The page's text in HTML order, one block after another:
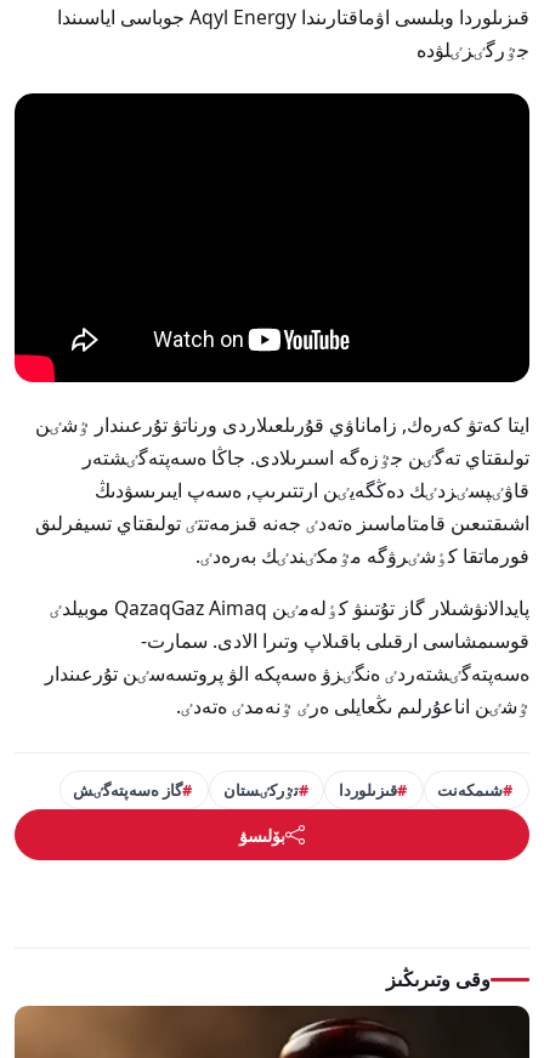
قىزىلوردا وبلىسى اۋماقتارىندا Aqyl Energy جوباسى اياسىندا
جٷرگٸزٸلۋدە
ايتا كەتۋ كەرەك, زاماناۋي قۇرىلعىلاردى ورناتۋ تۇرعىندار ٷشٸن
تولىقتاي تەگٸن جٷزەگە اسىرىلادى. جاڭا ەسەپتەگٸشتەر
قاۋٸپسٸزدٸك دەڭگەيٸن ارتتىرىپ, ەسەپ ايىرىسۋدىڭ
اشىقتىعىن قامتاماسىز ەتەدٸ جەنە قىزمەتتٸ تولىقتاي تسيفرلىق
فورماتقا كٶشٸرۋگە مٷمكٸندٸك بەرەدٸ.
پايدالانۋشىلار گاز تۇتىنۋ كٶلەمٸن QazaqGaz Aimaq موبيلدٸ
قوسىمشاسى ارقىلى باقىلاپ وتىرا الادى. سمارت-
ەسەپتەگٸشتەردٸ ەنگٸزۋ ەسەپكە الۋ پروتسەسٸن تۇرعىندار
ٷشٸن اناعۇرلىم ىڭعايلى ەرٸ ٷنەمدٸ ەتەدٸ.
شىمكەنت قىزىلوردا تٷركٸستان گاز ەسەپتەگٸش
بۆلىسۋ
وقى وتىرىڭىز